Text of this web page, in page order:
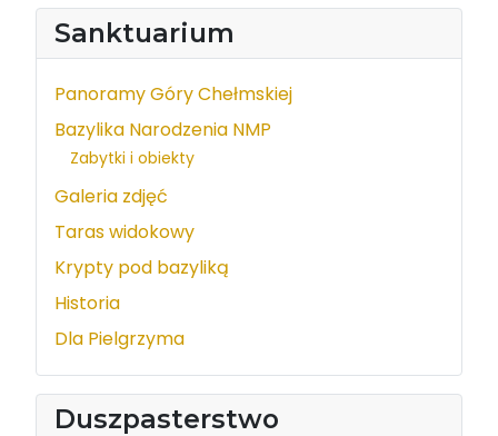
Sanktuarium
Panoramy Góry Chełmskiej
Bazylika Narodzenia NMP
Zabytki i obiekty
Galeria zdjęć
Taras widokowy
Krypty pod bazyliką
Historia
Dla Pielgrzyma
Duszpasterstwo